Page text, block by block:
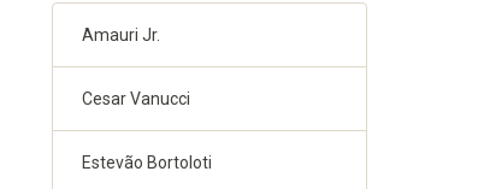
Amauri Jr.
Cesar Vanucci
Estevão Bortoloti